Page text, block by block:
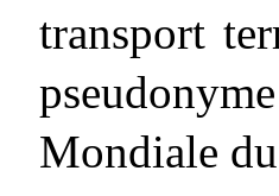
transport
Mondiale